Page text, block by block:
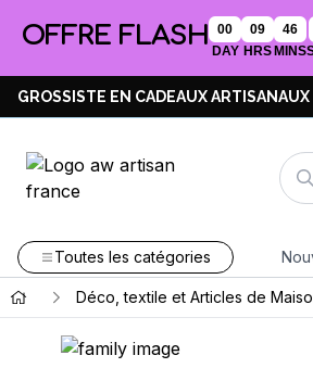
OFFRE FLASH
00
DAY
09
HRS
46
MINS
GROSSISTE EN CADEAUX
Toutes les catégories
Déco, textile et Articles de